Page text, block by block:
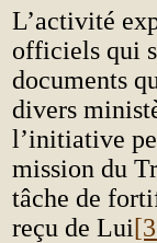
L’activité
officiels qui
documents
divers
l’initiative
mission du
tâche de
reçu de Lui